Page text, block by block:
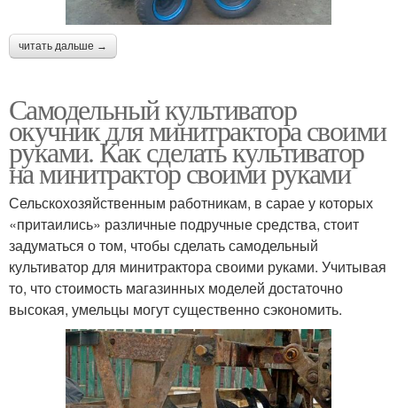
читать дальше →
Самодельный культиватор
окучник для минитрактора своими
руками. Как сделать культиватор
на минитрактор своими руками
Сельскохозяйственным работникам, в сарае у которых
«притаились» различные подручные средства, стоит
задуматься о том, чтобы сделать самодельный
культиватор для минитрактора своими руками. Учитывая
то, что стоимость магазинных моделей достаточно
высокая, умельцы могут существенно сэкономить.